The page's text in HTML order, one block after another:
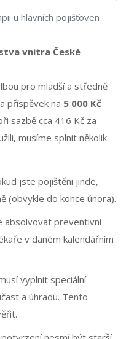
u hlavních pojišťoven
vnitra České
pro mladší a středně
příspěvek na 5 000 Kč
sazbě cca 416 Kč za
musíme splnit několik
jste pojištěni jinde,
(obvykle do konce února).
absolvovat preventivní
v daném kalendářním
vyplnit speciální
a úhradu. Tento